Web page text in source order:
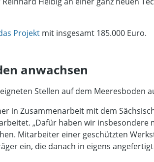
Projekt mit insgesamt 185.000 Euro.
anwachsen
Stellen auf dem Meeresboden
in Zusammenarbeit mit dem
„Dafür haben wir insbesondere
Mitarbeiter einer geschützten
ein, die danach in eigens